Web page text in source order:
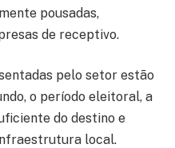
pousadas,
de receptivo.
pelo setor estão
o período eleitoral, a
do destino e
local.